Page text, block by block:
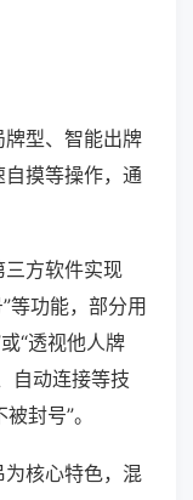
型、智能出牌
摸等操作，通
方软件实现
等功能，部分用
“透视他人牌
自动连接等技
封号”。
核心特色，混